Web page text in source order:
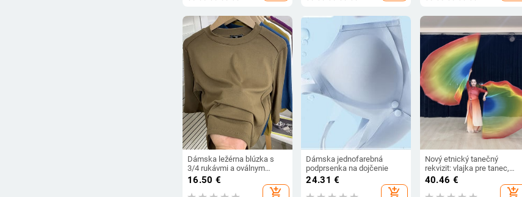
Dámska ležérna blúzka s
3/4 rukávmi a oválnym
výstrihom
16.50 €
add_shopping_cart
Dámska jednofarebná
podprsenka na dojčenie
24.31 €
add_shopping_cart
Nový etnický tanečný
rekvizit: vlajka pre tanec,
gradientný šál z šifónu a
ozdoba na chrbte s krídlami
40.46 €
add_shopping_cart